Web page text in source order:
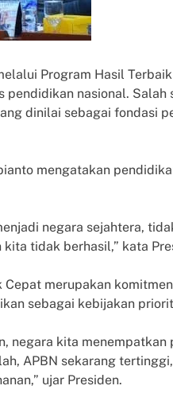
Program Hasil
pendidikan nasional.
dinilai sebagai fondasi
mengatakan
negara sejahtera,
tidak berhasil,” kata
Cepat merupakan
sebagai kebijakan
negara kita
APBN sekarang
ujar Presiden.